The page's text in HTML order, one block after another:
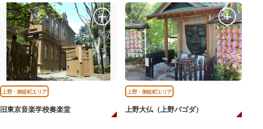
上野・御徒町エリア
旧東京音楽学校奏楽堂
上野・御徒町エリア
上野大仏（上野パゴダ）